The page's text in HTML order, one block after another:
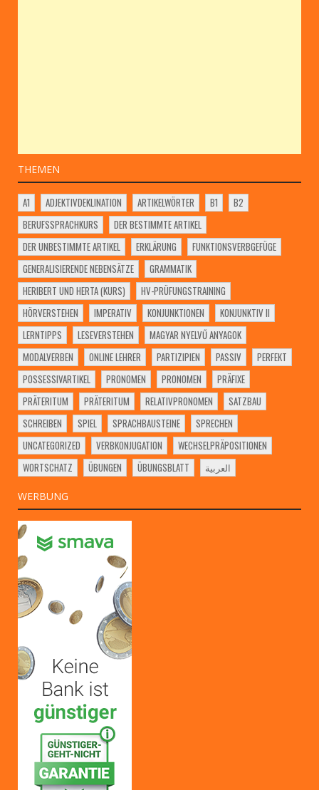
THEMEN
A1 ADJEKTIVDEKLINATION ARTIKELWÖRTER B1
B2
BERUFSSPRACHKURS
DER BESTIMMTE ARTIKEL
DER UNBESTIMMTE ARTIKEL
ERKLÄRUNG
FUNKTIONSVERBGEFÜGE
GENERALISIERENDE NEBENSÄTZE
GRAMMATIK
HERIBERT UND HERTA (KURS)
HV-PRÜFUNGSTRAINING
HÖRVERSTEHEN
IMPERATIV KONJUNKTIONEN
KONJUNKTIV II
LERNTIPPS
LESEVERSTEHEN
MAGYAR NYELVŰ ANYAGOK
MODALVERBEN
ONLINE LEHRER PARTIZIPIEN PASSIV
PERFEKT
POSSESSIVARTIKEL
PRONOMEN PRONOMEN
PRÄFIXE
PRÄTERITUM
PRÄTERITUM RELATIVPRONOMEN
SATZBAU
SCHREIBEN
SPIEL SPRACHBAUSTEINE
SPRECHEN
UNCATEGORIZED
VERBKONJUGATION
WECHSELPRÄPOSITIONEN
WORTSCHATZ
ÜBUNGEN ÜBUNGSBLATT العربية
WERBUNG